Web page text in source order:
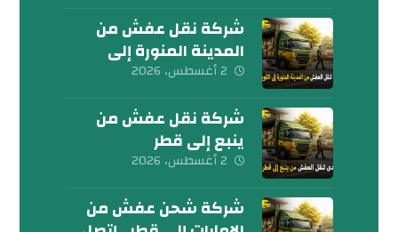
شركة نقل عفش من
المدينة المنورة إلى
الكويت 0539600777
2 أغسطس، 2026
شركة نقل عفش من
ينبع إلى قطر
0539600777
2 أغسطس، 2026
شركة شحن عفش من